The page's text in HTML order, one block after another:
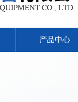
产品中心